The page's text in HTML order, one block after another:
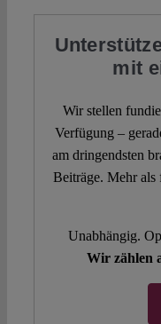
mit
Wir stellen
Verfügung –
am dringendsten
Beiträge. Mehr
Unabhängig.
Wir zählen